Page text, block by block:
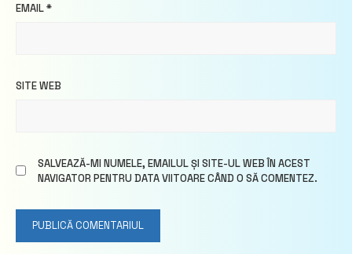
EMAIL*
SITE WEB
SALVEAZĂ-MI NUMELE, EMAILUL ȘI SITE-UL WEB ÎN ACEST
NAVIGATOR PENTRU DATA VIITOARE CÂND O SĂ COMENTEZ.